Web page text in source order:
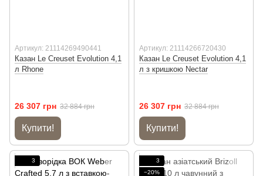
Артикул: 21114269490441
Казан Le Creuset Evolution 4,1
л Rhone
26 307 грн 32 884 грн
Купити!
Артикул: 21114266720430
Казан Le Creuset Evolution 4,1
л з кришкою Nectar
26 307 грн 32 884 грн
Купити!
3
3
−20%